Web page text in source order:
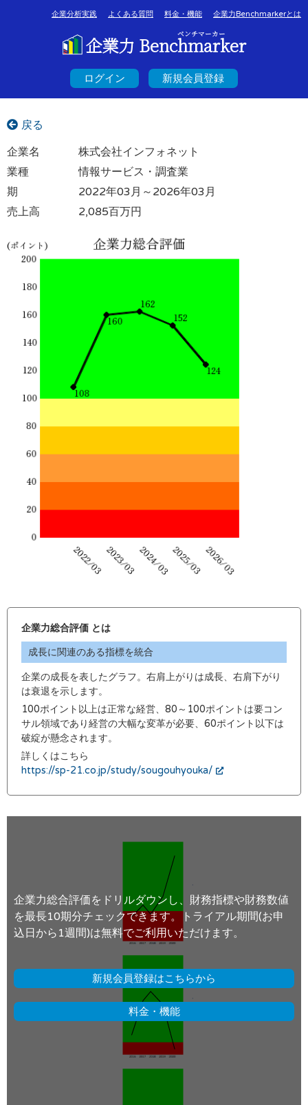
企業分析実践 よくある質問 料金・機能 企業力Benchmarkerとは
ベンチマーカー
企業力 Benchmarker
ログイン 新規会員登録
戻る
企業名
株式会社インフォネット
業種
情報サービス・調査業
期
2022年03月～2026年03月
売上高
2,085百万円
企業力総合評価 とは
成長に関連のある指標を統合
企業の成長を表したグラフ。右肩上がりは成長、右肩下がり
は衰退を示します。
100ポイント以上は正常な経営、80～100ポイントは要コン
サル領域であり経営の大幅な変革が必要、60ポイント以下は
破綻が懸念されます。
詳しくはこちら
https://sp-21.co.jp/study/sougouhyouka/
企業力総合評価をドリルダウンし、財務指標や財務数値
を最長10期分チェックできます。トライアル期間(お申
込日から1週間)は無料でご利用いただけます。
新規会員登録はこちらから
料金・機能